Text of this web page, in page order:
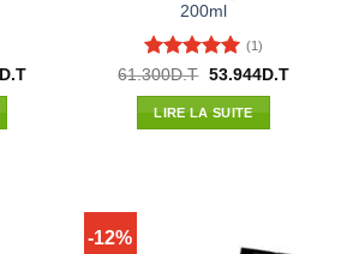
Le
200ml
Note5 sur
5
(1)
61.300D.T Le
initial
était :
53.944D.TLe
LIRE LA SUITE
-12%